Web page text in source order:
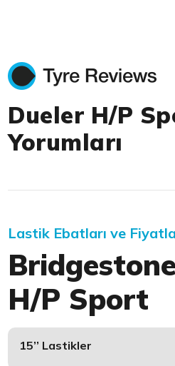
Dueler H/P
Yorumları
Lastik Ebatları ve
H/P Sport
15’’ Lastikler